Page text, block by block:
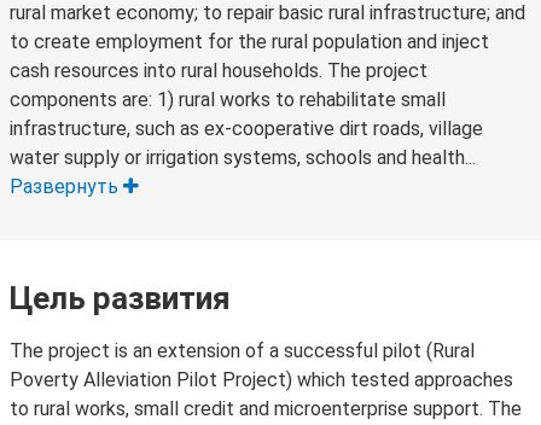
rural market economy; to repair basic rural infrastructure; and
to create employment for the rural population and inject
cash resources into rural households. The project
components are: 1) rural works to rehabilitate small
infrastructure, such as ex-cooperative dirt roads, village
water supply or irrigation systems, schools and health...
Развернуть
Цель развития
The project is an extension of a successful pilot (Rural
Poverty Alleviation Pilot Project) which tested approaches
to rural works, small credit and microenterprise support. The